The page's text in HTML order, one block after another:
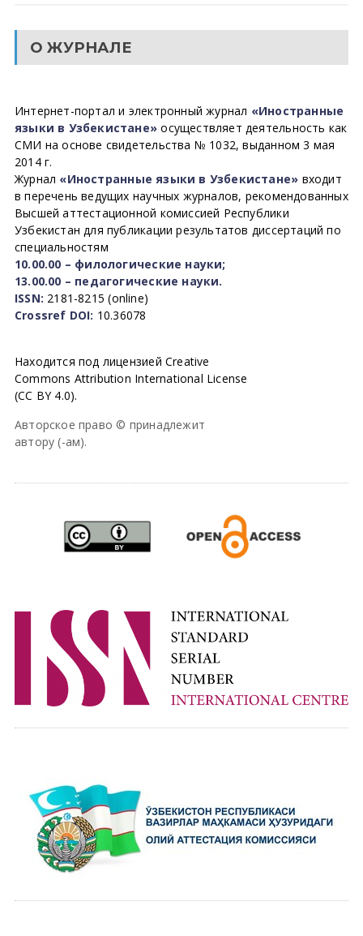
О ЖУРНАЛЕ
Интернет-портал и электронный журнал «Иностранные
языки в Узбекистане» осуществляет деятельность как
СМИ на основе свидетельства № 1032, выданном 3 мая
2014 г.
Журнал «Иностранные языки в Узбекистане» входит
в перечень ведущих научных журналов, рекомендованных
Высшей аттестационной комиссией Республики
Узбекистан для публикации результатов диссертаций по
специальностям
10.00.00 – филологические науки;
13.00.00 – педагогические науки.
ISSN: 2181-8215 (online)
Crossref DOI: 10.36078
Находится под лицензией Creative
Commons Attribution International License
(CC BY 4.0).
Авторское право © принадлежит
автору (-ам).